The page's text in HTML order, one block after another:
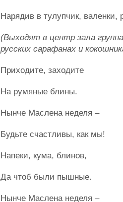
Нарядив в тулупчик, валенки,
(Выходят в центр зала
русских сарафанах и
Приходите, заходите
На румяные блины.
Нынче Маслена неделя –
Будьте счастливы, как мы!
Напеки, кума, блинов,
Да чтоб были пышные.
Нынче Маслена неделя –